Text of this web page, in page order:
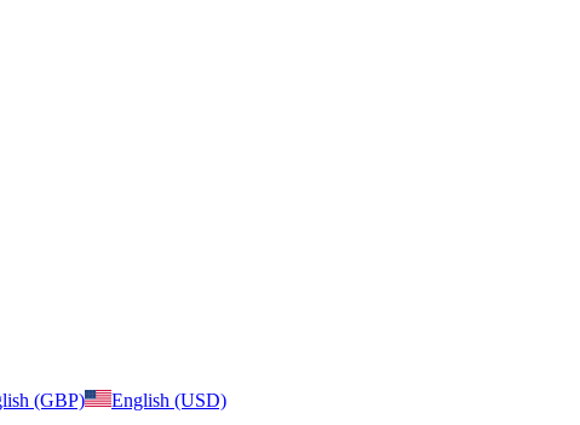
(GBP)
English (USD)